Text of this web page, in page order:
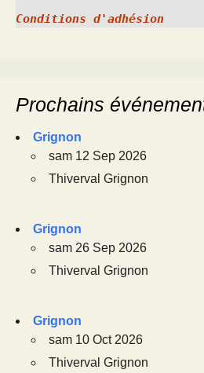
Conditions d'adhésion
Prochains
Grignon
sam 12 Sep 2026
Thiverval Grignon
Grignon
sam 26 Sep 2026
Thiverval Grignon
Grignon
sam 10 Oct 2026
Thiverval Grignon